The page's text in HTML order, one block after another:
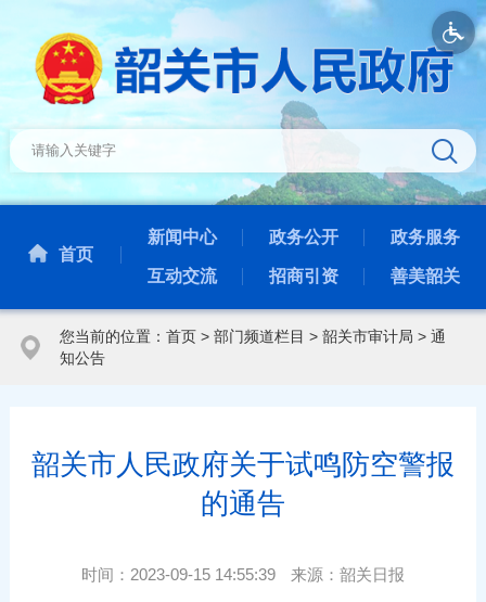
首页
新闻中心 政务公开 政务服务
互动交流 招商引资 善美韶关
您当前的位置： 首页> 部门频道栏目 > 韶关市审计局 > 通
知公告
韶关市人民政府关于试鸣防空警报
的通告
时间： 2023-09-15 14:55:39 来源： 韶关日报